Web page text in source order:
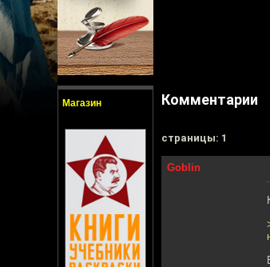
Магазин Комментарии
cтраницы: 1
Goblin